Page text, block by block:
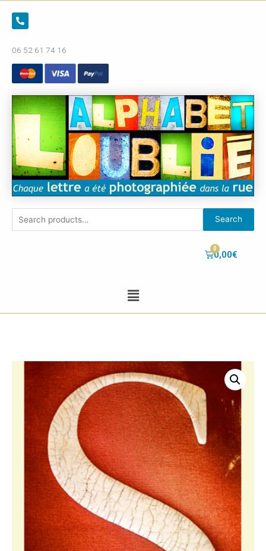
06 52 61 74 16
Search
0,00€